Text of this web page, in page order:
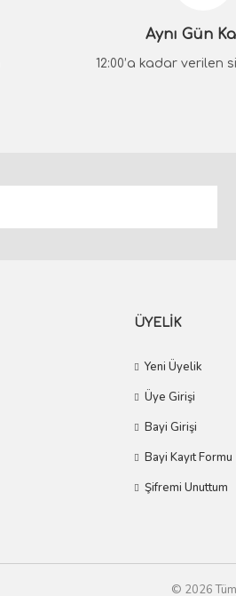
Aynı Gün
12:00’a kadar verilen
ÜYELİK
Yeni Üyelik
Üye Girişi
Bayi Girişi
Bayi Kayıt Formu
Şifremi Unuttum
© 2026 Tüm